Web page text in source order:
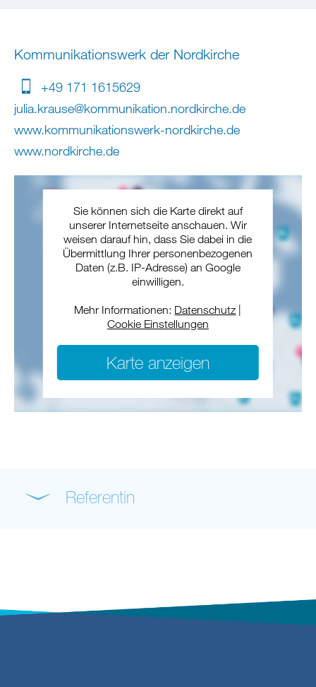
Kommunikationswerk der Nordkirche
+49 171 1615629
julia.krause@kommunikation.nordkirche.de
www.kommunikationswerk-nordkirche.de
www.nordkirche.de
Sie können sich die Karte direkt auf
unserer Internetseite anschauen. Wir
weisen darauf hin, dass Sie dabei in die
Übermittlung Ihrer personenbezogenen
Daten (z.B. IP-Adresse) an Google
einwilligen.
Mehr Informationen: Datenschutz
Cookie Einstellungen
Karte anzeigen
Referentin